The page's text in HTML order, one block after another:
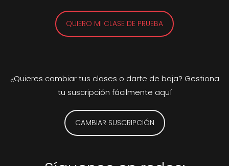
QUIERO MI CLASE DE PRUEBA
¿Quieres cambiar tus clases o darte de baja? Gestiona
tu suscripción fácilmente aquí
CAMBIAR SUSCRIPCIÓN